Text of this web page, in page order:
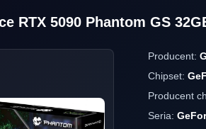
RTX 5090 Phantom GS
Producent:
Chipset:
Producent
Seria: